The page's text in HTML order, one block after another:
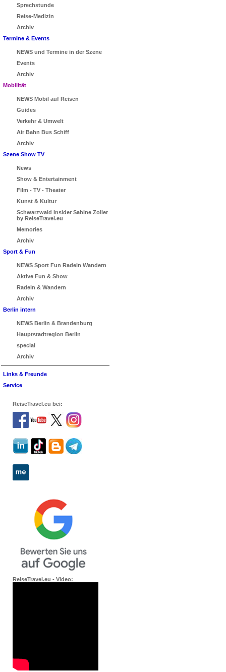
Sprechstunde
Reise-Medizin
Archiv
Termine & Events
NEWS und Termine in der Szene
Events
Archiv
Mobilität
NEWS Mobil auf Reisen
Guides
Verkehr & Umwelt
Air Bahn Bus Schiff
Archiv
Szene Show TV
News
Show & Entertainment
Film - TV - Theater
Kunst & Kultur
Schwarzwald Insider Sabine Zoller
by ReiseTravel.eu
Memories
Archiv
Sport & Fun
NEWS Sport Fun Radeln Wandern
Aktive Fun & Show
Radeln & Wandern
Archiv
Berlin intern
NEWS Berlin & Brandenburg
Hauptstadtregion Berlin
special
Archiv
Links & Freunde
Service
ReiseTravel.eu bei:
ReiseTravel.eu - Video: